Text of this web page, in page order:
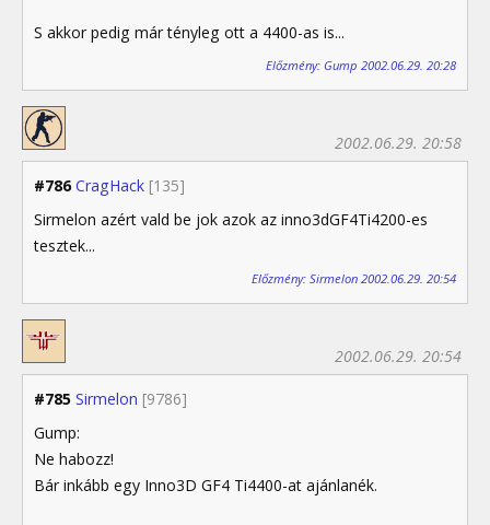
S akkor pedig már tényleg ott a 4400-as is...
Előzmény: Gump 2002.06.29. 20:28
#786 CragHack [135]
2002.06.29. 20:58
Sirmelon azért vald be jok azok az inno3dGF4Ti4200-es
tesztek...
Előzmény: Sirmelon 2002.06.29. 20:54
#785 Sirmelon [9786]
2002.06.29. 20:54
Gump:
Ne habozz!
Bár inkább egy Inno3D GF4 Ti4400-at ajánlanék.